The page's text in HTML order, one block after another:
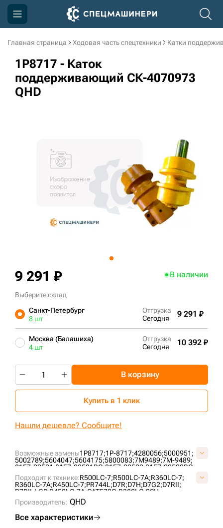
Главная страница Ходовая часть спецтехники Катки
1P8717 - Каток
поддерживающий СК-4070973
QHD
Возможные замены1P8717;1P-8717;4280056;5000951;
5002789;5604047;5604175;5800083;7M9489;7M-9489;
81E7-00521;81E7-00521BG;81E7-00522;81E7-00522BG;
81NB-12010GG;
C0107100M00;CR2876;UH098C0B;
VC010700;
Подходит к технике:R500LC-7;R500LC-7A;R360LC-7;
R360LC-7A;R450LC-7;PR744L;D7R;D7H;D7G2;D7RII;
D7RII-LGP;R450LC-7A;CAT572G;R380LC-9SH;
R380LC-9S;
R480LC-9S;
PR742B;
Производитель: QHD
Все характеристики
9 291 ₽ В наличии
Выберите склад
Санкт-Петербург
8 шт
Отгрузка
Сегодня
9 291 ₽
Москва (Балашиха)
4 шт
Отгрузка
Сегодня
10 392 ₽
В корзину
Купить в 1 клик
Нашли дешевле? Сообщите!
Компания
Акции
Доставка и оплата
3D тур по производству